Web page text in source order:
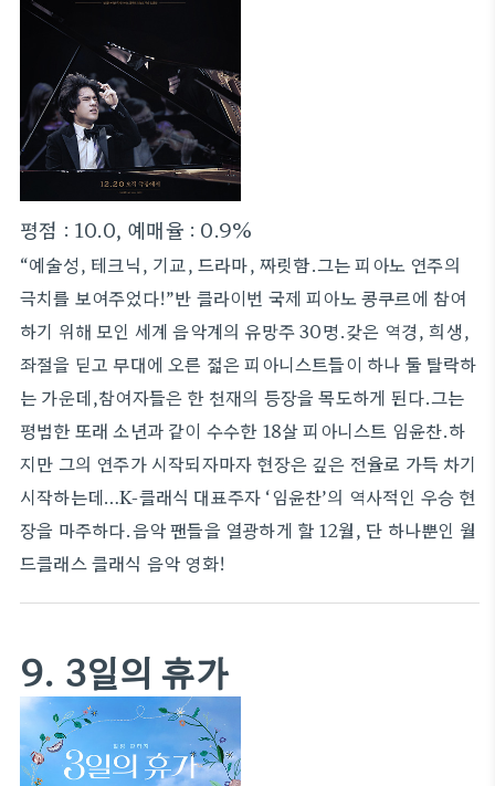
평점 : 10.0, 예매율 : 0.9%
“예술성, 테크닉, 기교, 드라마, 짜릿함.그는 피아노 연주의
극치를 보여주었다!”반 클라이번 국제 피아노 콩쿠르에 참여
하기 위해 모인 세계 음악계의 유망주 30명.갖은 역경, 희생,
좌절을 딛고 무대에 오른 젊은 피아니스트들이 하나 둘 탈락하
는 가운데,참여자들은 한 천재의 등장을 목도하게 된다.그는
평범한 또래 소년과 같이 수수한 18살 피아니스트 임윤찬.하
지만 그의 연주가 시작되자마자 현장은 깊은 전율로 가득 차기
시작하는데…K-클래식 대표주자 ‘임윤찬’의 역사적인 우승 현
장을 마주하다.음악 팬들을 열광하게 할 12월, 단 하나뿐인 월
드클래스 클래식 음악 영화!
9. 3일의 휴가